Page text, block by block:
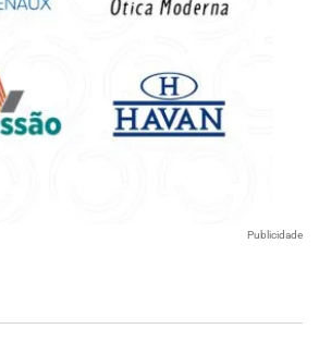
Publicidade